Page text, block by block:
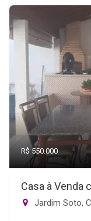
R$ 550.000
Casa à Venda
Jardim Soto,